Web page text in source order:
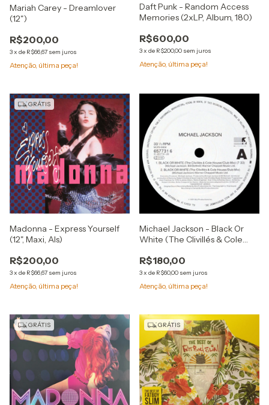
Mariah Carey - Dreamlover
(12")
R$200,00
3x de R$66,67 sem juros
Atenção, última peça!
Daft Punk - Random Access
Memories (2xLP, Album, 180)
R$600,00
3x de R$200,00 sem juros
Atenção, última peça!
GRÁTIS
Madonna - Express Yourself
(12", Maxi, Als)
R$200,00
3x de R$66,67 sem juros
Atenção, última peça!
Michael Jackson - Black Or
White (The Clivillés & Cole
R$180,00
3x de R$60,00 sem juros
Atenção, última peça!
GRÁTIS GRÁTIS